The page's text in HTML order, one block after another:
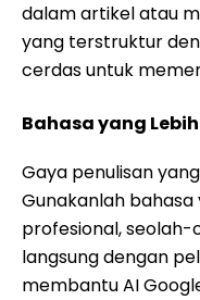
dalam artikel atau
yang terstruktur
cerdas untuk
Bahasa yang
Gaya penulisan
Gunakanlah
profesional,
langsung dengan
membantu AI